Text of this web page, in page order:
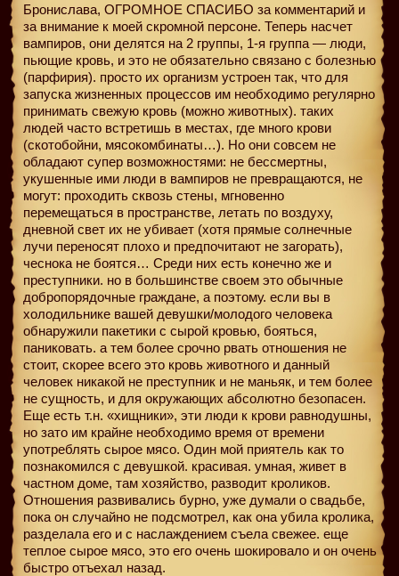
Бронислава, ОГРОМНОЕ СПАСИБО за комментарий и
за внимание к моей скромной персоне. Теперь насчет
вампиров, они делятся на 2 группы, 1-я группа — люди,
пьющие кровь, и это не обязательно связано с болезнью
(парфирия). просто их организм устроен так, что для
запуска жизненных процессов им необходимо регулярно
принимать свежую кровь (можно животных). таких
людей часто встретишь в местах, где много крови
(скотобойни, мясокомбинаты…). Но они совсем не
обладают супер возможностями: не бессмертны,
укушенные ими люди в вампиров не превращаются, не
могут: проходить сквозь стены, мгновенно
перемещаться в пространстве, летать по воздуху,
дневной свет их не убивает (хотя прямые солнечные
лучи переносят плохо и предпочитают не загорать),
чеснока не боятся… Среди них есть конечно же и
преступники. но в большинстве своем это обычные
добропорядочные граждане, а поэтому. если вы в
холодильнике вашей девушки/молодого человека
обнаружили пакетики с сырой кровью, бояться,
паниковать. а тем более срочно рвать отношения не
стоит, скорее всего это кровь животного и данный
человек никакой не преступник и не маньяк, и тем более
не сущность, и для окружающих абсолютно безопасен.
Еще есть т.н. «хищники», эти люди к крови равнодушны,
но зато им крайне необходимо время от времени
употреблять сырое мясо. Один мой приятель как то
познакомился с девушкой. красивая. умная, живет в
частном доме, там хозяйство, разводит кроликов.
Отношения развивались бурно, уже думали о свадьбе,
пока он случайно не подсмотрел, как она убила кролика,
разделала его и с наслаждением съела свежее. еще
теплое сырое мясо, это его очень шокировало и он очень
быстро отъехал назад.